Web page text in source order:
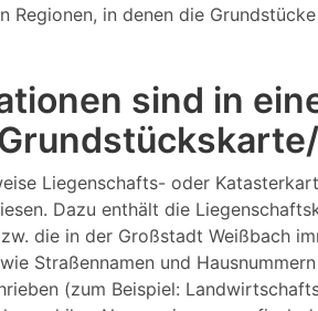
Regionen, in denen die
sind in
Liegenschafts- oder
Dazu enthält die
die in der Großstadt Weißbach
Straßennamen und
(zum Beispiel: